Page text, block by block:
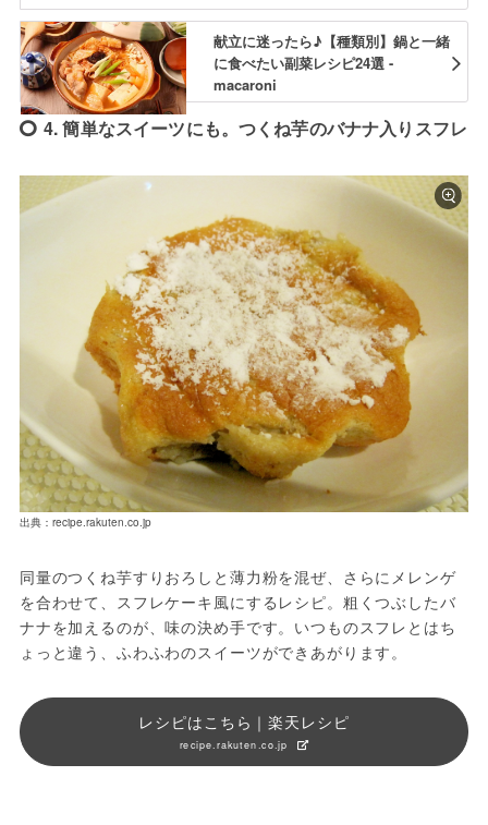
献立に迷ったら♪【種類別】鍋と一緒
に食べたい副菜レシピ24選 -
macaroni
4. 簡単なスイーツにも。つくね芋のバナナ入りスフレ
出典：recipe.rakuten.co.jp
同量のつくね芋すりおろしと薄力粉を混ぜ、さらにメレンゲ
を合わせて、スフレケーキ風にするレシピ。粗くつぶしたバ
ナナを加えるのが、味の決め手です。いつものスフレとはち
ょっと違う、ふわふわのスイーツができあがります。
レシピはこちら｜楽天レシピ
recipe.rakuten.co.jp